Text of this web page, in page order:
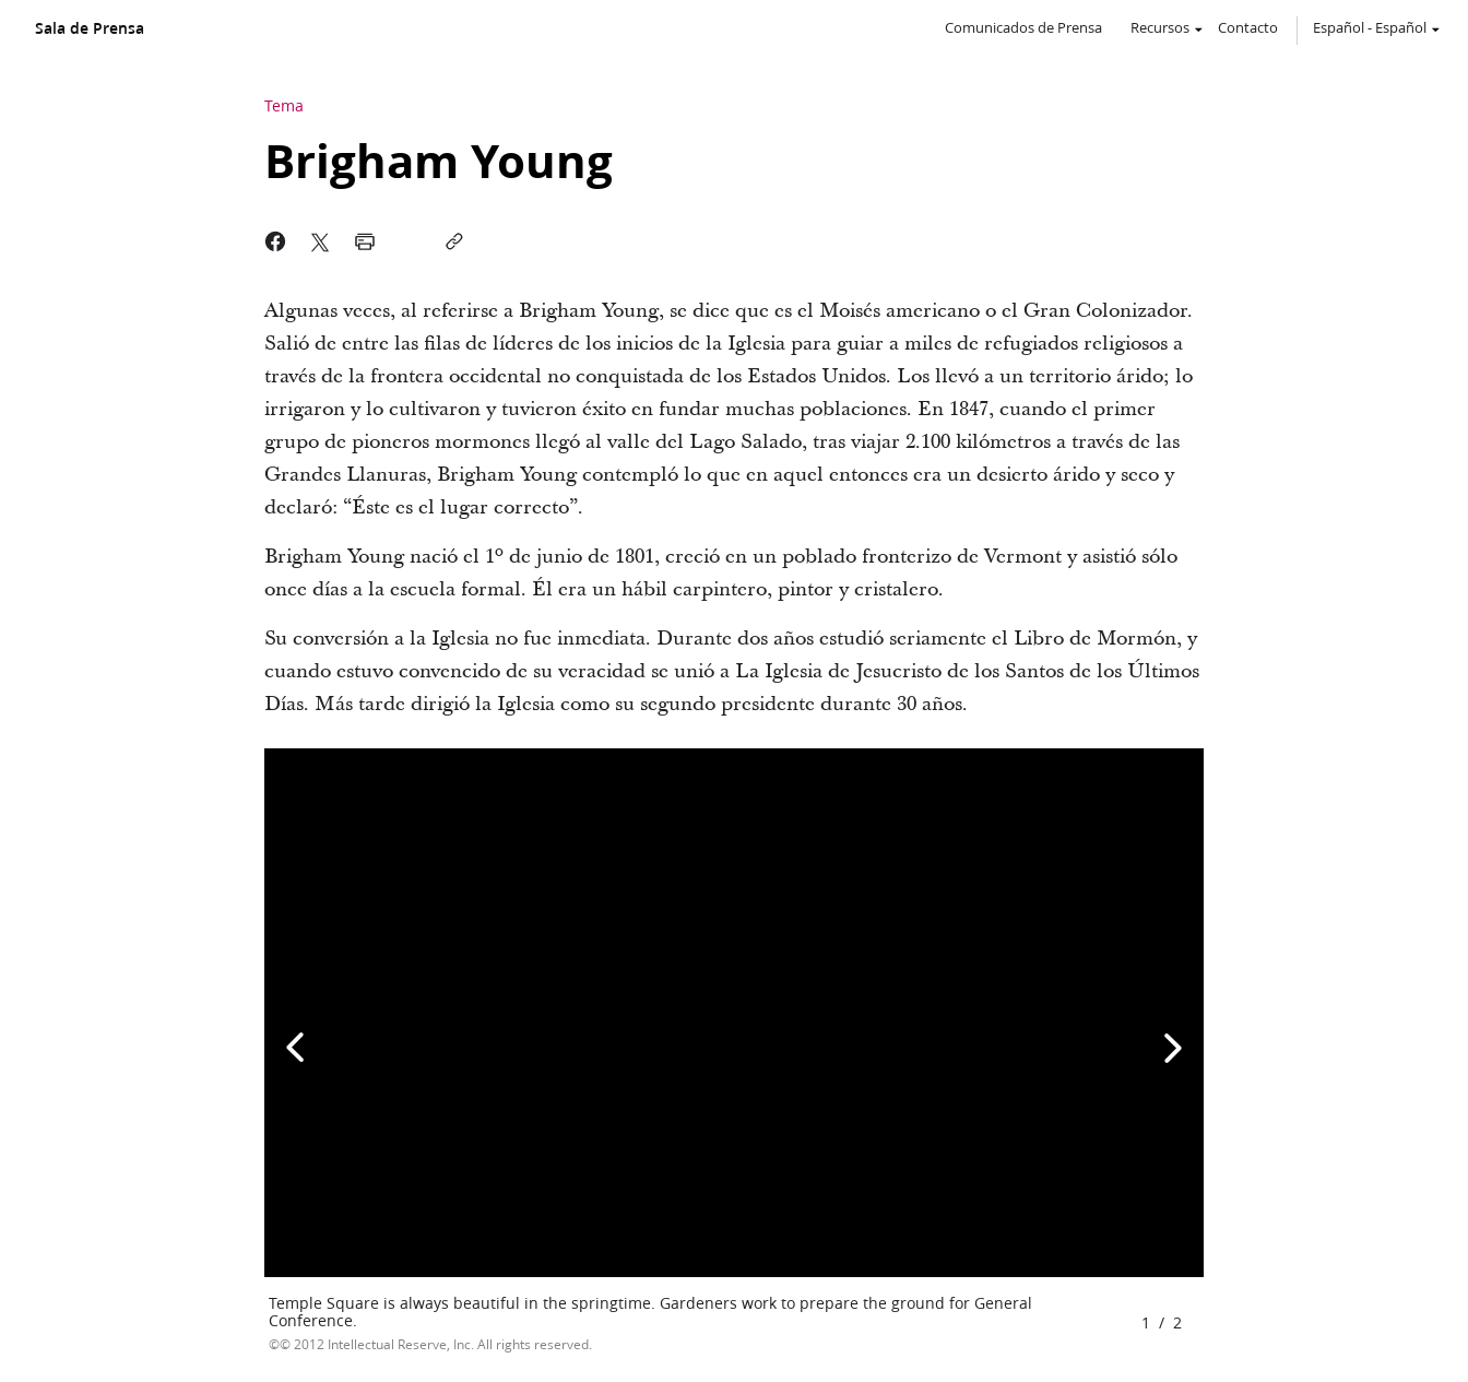
Sala de Prensa Comunicados de Prensa Recursos Contacto Español- Español
Tema
Brigham Young
Algunas veces, al referirse a Brigham Young, se dice que es el Moisés americano o el Gran Colonizador.
Salió de entre las filas de líderes de los inicios de la Iglesia para guiar a miles de refugiados religiosos a
través de la frontera occidental no conquistada de los Estados Unidos. Los llevó a un territorio árido; lo
irrigaron y lo cultivaron y tuvieron éxito en fundar muchas poblaciones. En 1847, cuando el primer
grupo de pioneros mormones llegó al valle del Lago Salado, tras viajar 2.100 kilómetros a través de las
Grandes Llanuras, Brigham Young contempló lo que en aquel entonces era un desierto árido y seco y
declaró: “Éste es el lugar correcto”.
Brigham Young nació el 1º de junio de 1801, creció en un poblado fronterizo de Vermont y asistió sólo
once días a la escuela formal. Él era un hábil carpintero, pintor y cristalero.
Su conversión a la Iglesia no fue inmediata. Durante dos años estudió seriamente el Libro de Mormón, y
cuando estuvo convencido de su veracidad se unió a La Iglesia de Jesucristo de los Santos de los Últimos
Días. Más tarde dirigió la Iglesia como su segundo presidente durante 30 años.
Temple Square is always beautiful in the springtime. Gardeners work to prepare the ground for General
Conference.
© 2012 Intellectual Reserve, Inc. All rights reserved.
1 / 2